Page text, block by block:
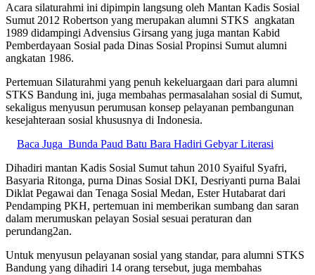
Acara silaturahmi ini dipimpin langsung oleh Mantan Kadis Sosial
Sumut 2012 Robertson yang merupakan alumni STKS angkatan
1989 didampingi Advensius Girsang yang juga mantan Kabid
Pemberdayaan Sosial pada Dinas Sosial Propinsi Sumut alumni
angkatan 1986.
Pertemuan Silaturahmi yang penuh kekeluargaan dari para alumni
STKS Bandung ini, juga membahas permasalahan sosial di Sumut,
sekaligus menyusun perumusan konsep pelayanan pembangunan
kesejahteraan sosial khususnya di Indonesia.
Baca Juga Bunda Paud Batu Bara Hadiri Gebyar Literasi
Dihadiri mantan Kadis Sosial Sumut tahun 2010 Syaiful Syafri,
Basyaria Ritonga, purna Dinas Sosial DKI, Desriyanti purna Balai
Diklat Pegawai dan Tenaga Sosial Medan, Ester Hutabarat dari
Pendamping PKH, pertemuan ini memberikan sumbang dan saran
dalam merumuskan pelayan Sosial sesuai peraturan dan
perundang2an.
Untuk menyusun pelayanan sosial yang standar, para alumni STKS
Bandung yang dihadiri 14 orang tersebut, juga membahas